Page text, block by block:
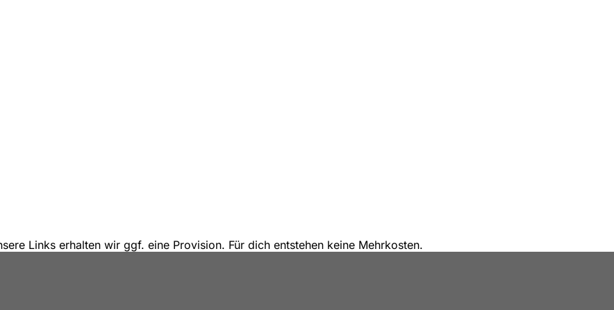
Links erhalten wir ggf. eine Provision. Für dich entstehen keine Mehrkosten.